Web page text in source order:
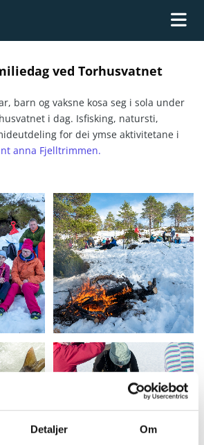
Detaljer Om
ved Torhusvatnet
barn og vaksne kosa seg i sola under
i dag. Isfisking, natursti,
for dei ymse aktivitetane i
anna Fjelltrimmen.